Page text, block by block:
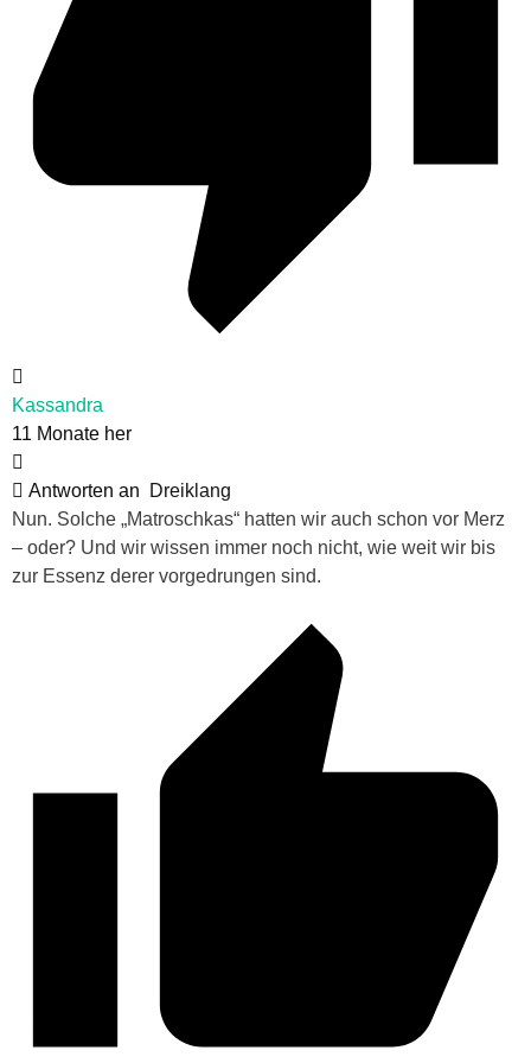
Kassandra
11 Monate her
Antworten an
Dreiklang
Nun. Solche „Matroschkas“ hatten wir auch schon vor Merz
– oder? Und wir wissen immer noch nicht, wie weit wir bis
zur Essenz derer vorgedrungen sind.